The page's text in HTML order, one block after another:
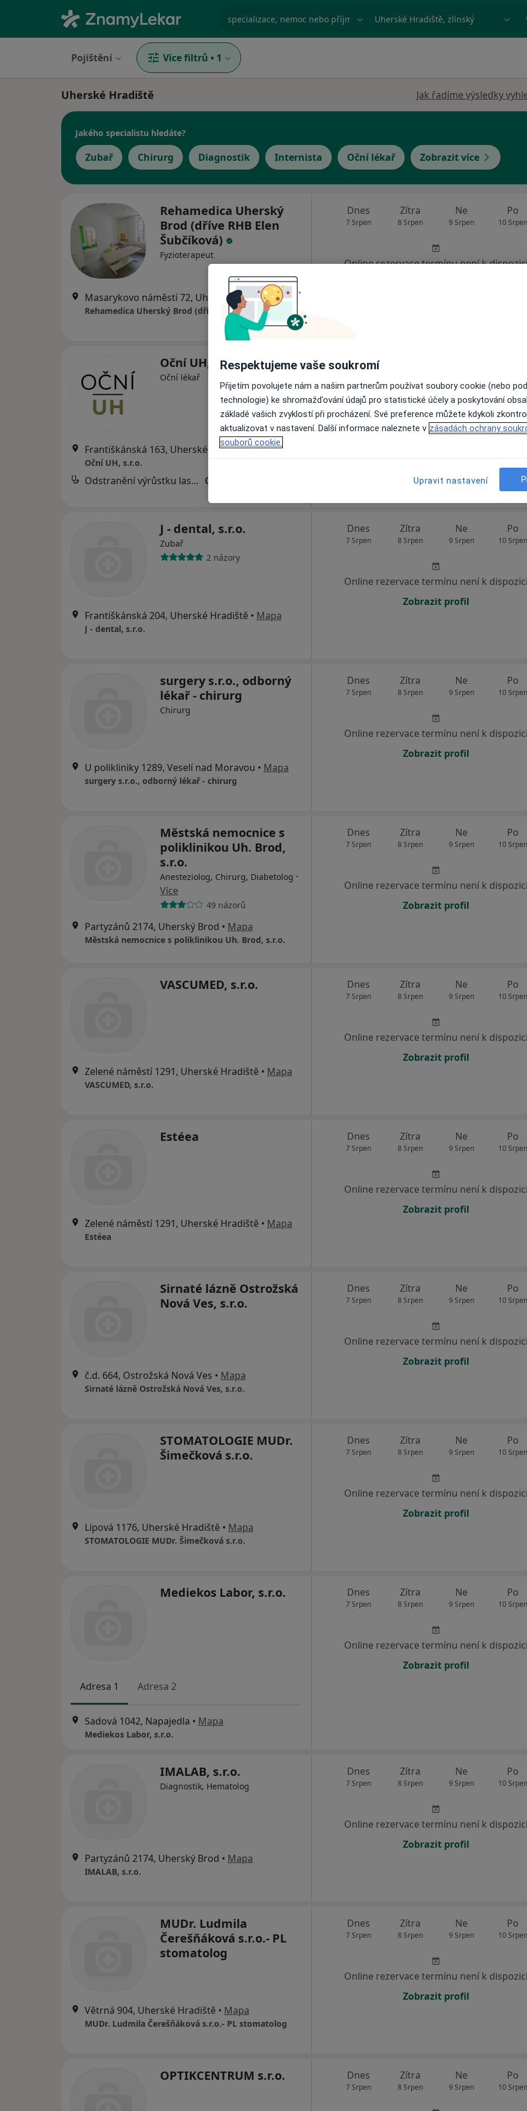
specializace, nemoc nebo příjmení Město nebo region
Pojištění Více filtrů • 1
Uherské Hradiště Jak řadíme výsledky
Jakého specialistu hledáte?
Zubař Chirurg Diagnostik Internista Oční lékař Zobrazit více
Rehamedica Uherský
Brod (dříve RHB Elen
Šubčíková)
Fyzioterapeut
Masarykovo náměstí 72, Uherský Brod•Mapa
Dnes
7 Srpen
Zítra
8 Srpen
Ne
9 Srpen
Po
10 Srpen
Online rezervace termínu není k
Oční UH, s.r.o.
Oční lékař
Františkánská 163, Uherské Hradiště•Mapa
Oční UH, s.r.o.
Odstranění výrůstku laserem/excize Cena nebyla přidána
Dnes
Online rezervace termínu není k
Zobrazit profil
J - dental, s.r.o.
Zubař
2 názory
Františkánská 204, Uherské Hradiště • Mapa
J - dental, s.r.o.
Dnes
7 Srpen
Zítra
8 Srpen
Ne
9 Srpen
Po
10 Srpen
Online rezervace termínu není k dispozici
Zobrazit profil
surgery s.r.o., odborný
lékař - chirurg
Chirurg
U polikliniky 1289, Veselí nad Moravou • Mapa
surgery s.r.o., odborný lékař - chirurg
Dnes
7 Srpen
Zítra
8 Srpen
Ne
9 Srpen
Po
10 Srpen
Online rezervace termínu není k dispozici
Zobrazit profil
Městská nemocnice s
poliklinikou Uh. Brod,
s.r.o.
Anesteziolog, Chirurg, Diabetolog ·
Více
49 názorů
Partyzánů 2174, Uherský Brod • Mapa
Městská nemocnice s poliklinikou Uh. Brod, s.r.o.
Dnes
7 Srpen
Zítra
8 Srpen
Ne
9 Srpen
Po
10 Srpen
Online rezervace termínu není k dispozici
Zobrazit profil
VASCUMED, s.r.o.
Zelené náměstí 1291, Uherské Hradiště • Mapa
VASCUMED, s.r.o.
Dnes
7 Srpen
Zítra
8 Srpen
Ne
9 Srpen
Po
10 Srpen
Online rezervace termínu není k dispozici
Zobrazit profil
Estéea
Zelené náměstí 1291, Uherské Hradiště • Mapa
Estéea
Dnes
7 Srpen
Zítra
8 Srpen
Ne
9 Srpen
Po
10 Srpen
Online rezervace termínu není k dispozici
Zobrazit profil
Sirnaté lázně Ostrožská
Nová Ves, s.r.o.
č.d. 664, Ostrožská Nová Ves • Mapa
Sirnaté lázně Ostrožská Nová Ves, s.r.o.
Dnes
7 Srpen
Zítra
8 Srpen
Ne
9 Srpen
Po
10 Srpen
Online rezervace termínu není k dispozici
Zobrazit profil
STOMATOLOGIE MUDr.
Šimečková s.r.o.
Lipová 1176, Uherské Hradiště • Mapa
STOMATOLOGIE MUDr. Šimečková s.r.o.
Dnes
7 Srpen
Zítra
8 Srpen
Ne
9 Srpen
Po
10 Srpen
Online rezervace termínu není k dispozici
Zobrazit profil
Mediekos Labor, s.r.o.
Adresa 1 Adresa 2
Sadová 1042, Napajedla • Mapa
Mediekos Labor, s.r.o.
Dnes
7 Srpen
Zítra
8 Srpen
Ne
9 Srpen
Po
10 Srpen
Online rezervace termínu není k dispozici
Zobrazit profil
IMALAB, s.r.o.
Diagnostik, Hematolog
Partyzánů 2174, Uherský Brod • Mapa
IMALAB, s.r.o.
Dnes
7 Srpen
Zítra
8 Srpen
Ne
9 Srpen
Po
10 Srpen
Online rezervace termínu není k dispozici
Zobrazit profil
MUDr. Ludmila
Čerešňáková s.r.o.- PL
stomatolog
Větrná 904, Uherské Hradiště • Mapa
MUDr. Ludmila Čerešňáková s.r.o.- PL stomatolog
Dnes
7 Srpen
Zítra
8 Srpen
Ne
9 Srpen
Po
10 Srpen
Online rezervace termínu není k dispozici
Zobrazit profil
OPTIKCENTRUM s.r.o. Dnes
7 Srpen
Zítra
8 Srpen
Ne
9 Srpen
Po
10 Srpen
Respektujeme vaše soukromí
Přijetím povolujete nám a našim partnerům používat soubory cookie (nebo
technologie) ke shromažďování údajů pro statistické účely a poskytování
základě vašich zvyklostí při procházení. Své preference můžete kdykoli
aktualizovat v nastavení. Další informace naleznete v zásadách ochrany
souborů cookie.
Upravit nastavení